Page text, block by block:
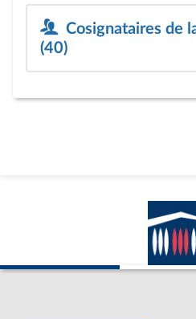
Cosignataires de
(40)